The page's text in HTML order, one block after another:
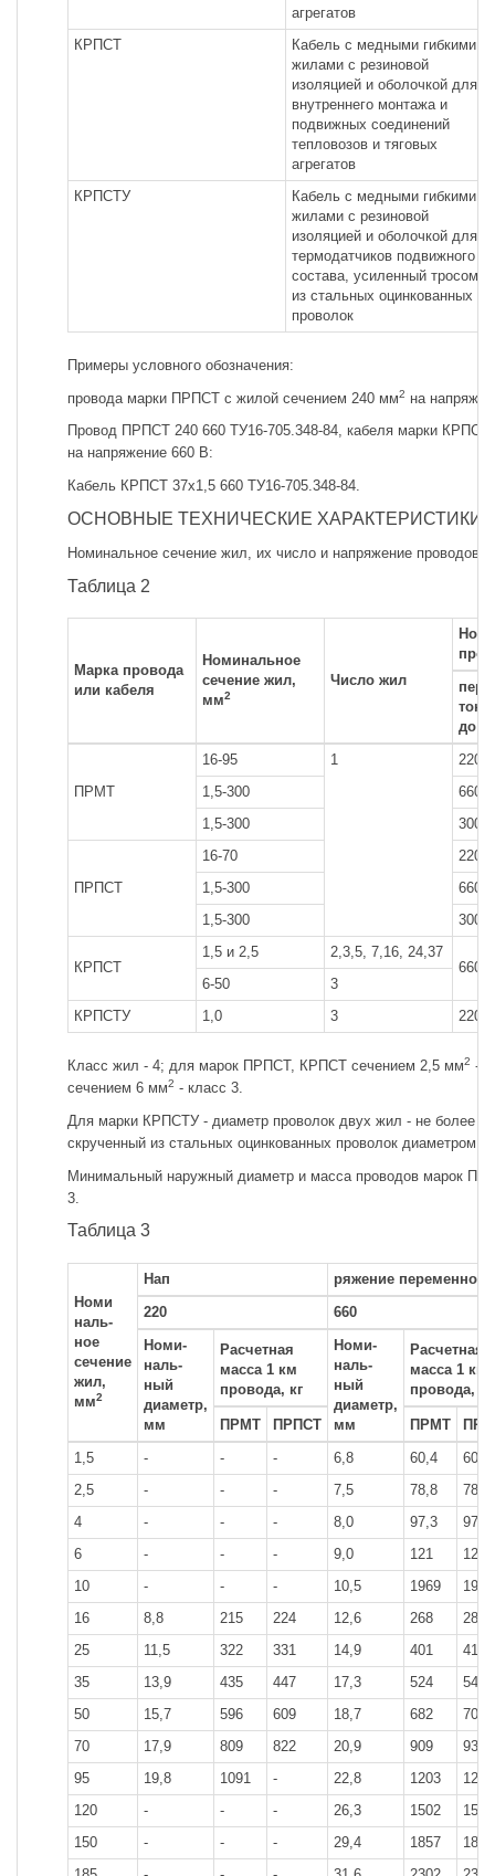
агрегатов
КРПСТ
Кабель с медными гибкими
жилами с резиновой
изоляцией и оболочкой для
внутреннего монтажа и
подвижных соединений
тепловозов и тяговых
агрегатов
КРПСТУ
Кабель с медными гибкими
жилами с резиновой
изоляцией и оболочкой для
термодатчиков подвижного
состава, усиленный тросом
из стальных оцинкованных
проволок
Примеры условного обозначения:
провода марки ПРПСТ с жилой сечением 240 мм2 на
Провод ПРПСТ 240 660 ТУ16-705.348-84, кабеля марки
на напряжение 660 В:
Кабель КРПСТ 37x1,5 660 ТУ16-705.348-84.
ОСНОВНЫЕ ТЕХНИЧЕСКИЕ ХАРАКТЕРИСТИКИ
Номинальное сечение жил, их число и напряжение проводов
Таблица 2
Марка провода
или кабеля
Номинальное
сечение жил,
мм2
Число жил
тока
до
ПРМТ
16-95 1
220
1,5-300
660
1,5-300
3000
ПРПСТ
16-70
220
1,5-300
660
1,5-300
3000
КРПСТ
1,5 и 2,5
2,3,5, 7,16, 24,37
660
6-50
3
КРПСТУ
1,0 3 220
Класс жил - 4; для марок ПРПСТ, КРПСТ сечением 2,5 мм2 -
сечением 6 мм2 - класс 3.
Для марки КРПСТУ - диаметр проволок двух жил - не более
скрученный из стальных оцинкованных проволок диаметром
Минимальный наружный диаметр и масса проводов марок
3.
Таблица 3
Номи
наль-
ное
сечение
жил,
мм2
Нап
ряжение переменного
220
660
Номи-
наль-
ный
диаметр,
мм
Расчетная
масса 1 км
провода, кг
Номи-
наль-
ный
диаметр,
мм
Расчетная
масса 1 км
провода, кг
ПРМТ ПРПСТ ПРМТ
1,5
- - - 6,8 60,4
60,4
2,5
- - - 7,5 78,8
78,8
4
- - - 8,0 97,3
97,3
6
- - - 9,0 121
121
10
- - - 10,5 1969
196
16
8,8 215 224 12,6 268
281
25
11,5 322 331 14,9 401
418
35
13,9 435 447 17,3 524
543
50
15,7 596 609 18,7 682
703
70
17,9 809 822 20,9 909
931
95
19,8 1091 - 22,8 1203
1230
120
- - - 26,3 1502
1529
150
- - - 29,4 1857
1887